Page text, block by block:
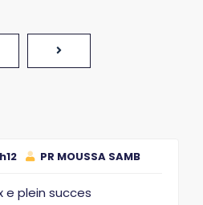
PR MOUSSA SAMB
plein succes